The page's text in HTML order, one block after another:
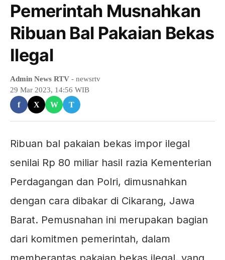
Pemerintah Musnahkan
Ribuan Bal Pakaian Bekas
Ilegal
Admin News RTV - newsrtv
29 Mar 2023, 14:56 WIB
f X W T
Ribuan bal pakaian bekas impor ilegal
senilai Rp 80 miliar hasil razia Kementerian
Perdagangan dan Polri, dimusnahkan
dengan cara dibakar di Cikarang, Jawa
Barat. Pemusnahan ini merupakan bagian
dari komitmen pemerintah, dalam